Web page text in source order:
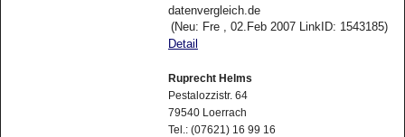
datenvergleich.de
(Neu: Fre , 02.Feb 2007 LinkID: 1543185)
Detail
Ruprecht Helms
Pestalozzistr. 64
79540 Loerrach
Tel.: (07621) 16 99 16